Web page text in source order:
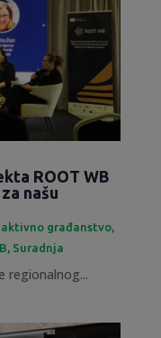
ROOT WB
našu
građanstvo,
, Suradnja
regionalnog...